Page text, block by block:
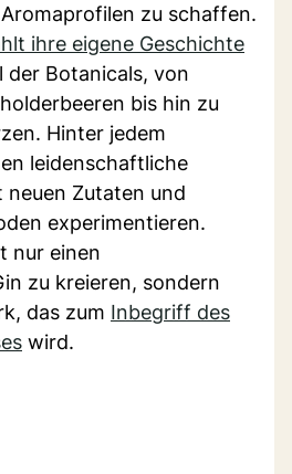
zu schaffen.
ihre eigene Geschichte
der Botanicals, von
bis hin zu
Hinter jedem
leidenschaftliche
neuen Zutaten und
experimentieren.
nur einen
zu kreieren, sondern
das zum Inbegriff des
wird.